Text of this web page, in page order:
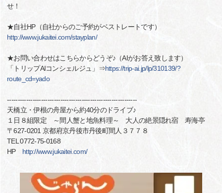
せ！
★自社HP（自社からのご予約がベストレートです）
http://www.jukaitei.com/stayplan/
★お問い合わせはこちらからどうぞ♪（AIがお答え致します）
「トリップAIコンシェルジュ」⇒https://trip-ai.jp/lp/310139/?
route_cd=yado
-------------------------------------------------------------
天橋立・伊根の舟屋から約40分のドライブ♪
１日８組限定 ～間人蟹と地魚料理～ 大人の絶景隠れ宿 寿海亭
〒627-0201 京都府京丹後市丹後町間人３７７８
TEL 0772-75-0168
HP http://www.jukaitei.com/